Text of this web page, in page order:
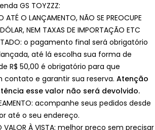
GS TOYZZZ:
ATÉ O LANÇAMENTO, NÃO SE PREOCUPE
NEM TAXAS DE IMPORTAÇÃO ETC
o pagamento final será obrigatório
até lá escolha sua forma de
R$ 50,00 é obrigatório para que
contato e garantir sua reserva. Atenção
esse valor não será devolvido.
acompanhe seus pedidos desde
até o seu endereço.
VALOR À VISTA: melhor preço sem precisar